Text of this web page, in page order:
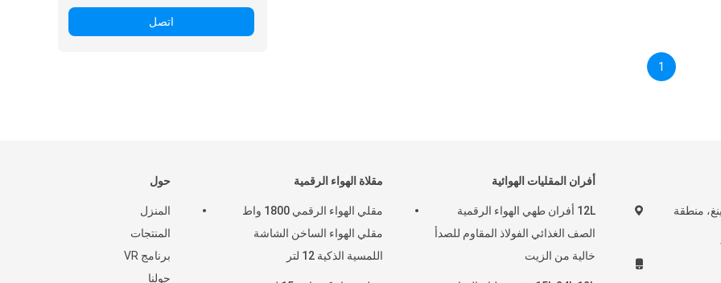
اتصل
1
حول
المنزل
المنتجات
برنامج VR
حولنا
مقلاة الهواء الرقمية
مقلي الهواء الرقمي 1800 واط
مقلي الهواء الساخن الشاشة
اللمسية الذكية 12 لتر
أفران المقليات الهوائية
12L أفران طهي الهواء الرقمية
الصف الغذائي الفولاذ المقاوم للصدأ
خالية من الزيت
منطقة